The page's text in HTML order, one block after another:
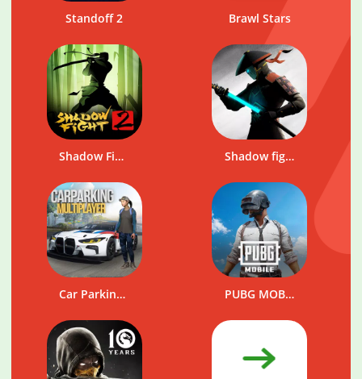
Standoff 2 Brawl Stars
Shadow Fight 2 Shadow fight 3
Car Parking Multiplayer PUBG MOBILE